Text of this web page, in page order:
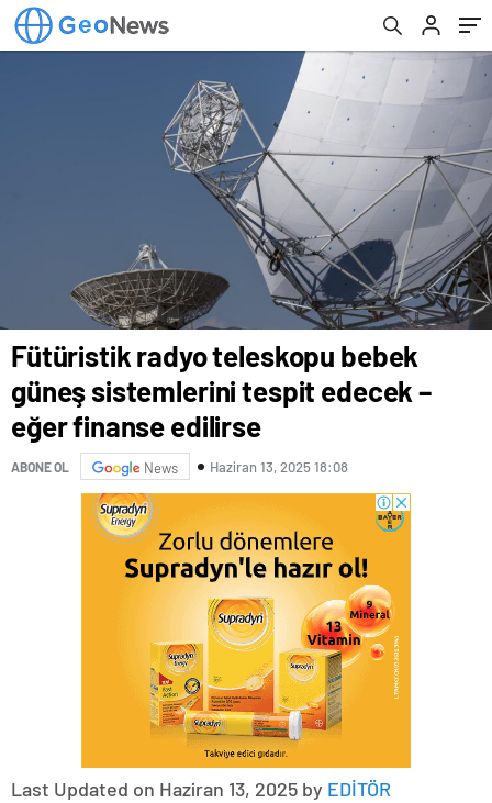
edilirse
Fütüristik radyo teleskopu bebek
güneş sistemlerini tespit edecek –
eğer finanse edilirse
ABONE OL News Haziran 13, 2025 18:08
Last Updated on Haziran 13, 2025 by EDİTÖR